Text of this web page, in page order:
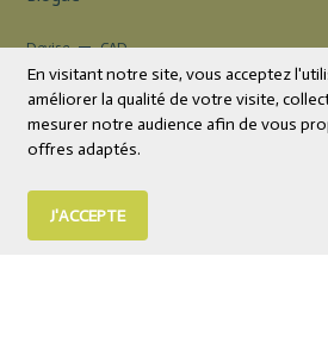
Devise CAD
© 2026 Éditions Midi Trente | Livres
En visitant notre site, vous acceptez
améliorer la qualité de votre visite,
mesurer notre audience afin de vous
offres adaptés.
J'ACCEPTE